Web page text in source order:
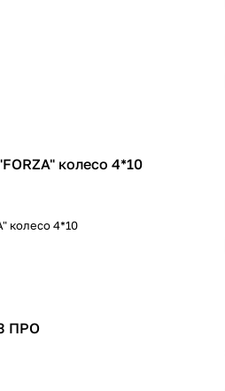
колесо 4*10
колесо 4*10
ПРО